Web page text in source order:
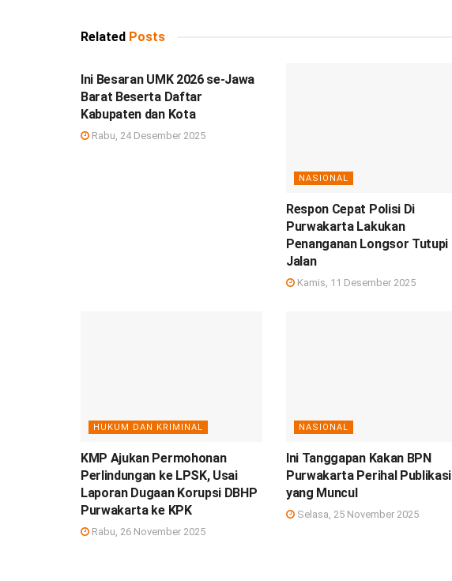
Related Posts
Ini Besaran UMK 2026 se-Jawa
Barat Beserta Daftar
Kabupaten dan Kota
Rabu, 24 Desember 2025
NASIONAL
Respon Cepat Polisi Di
Purwakarta Lakukan
Penanganan Longsor Tutupi
Jalan
Kamis, 11 Desember 2025
HUKUM DAN KRIMINAL
KMP Ajukan Permohonan
Perlindungan ke LPSK, Usai
Laporan Dugaan Korupsi DBHP
Purwakarta ke KPK
Rabu, 26 November 2025
NASIONAL
Ini Tanggapan Kakan BPN
Purwakarta Perihal Publikasi
yang Muncul
Selasa, 25 November 2025